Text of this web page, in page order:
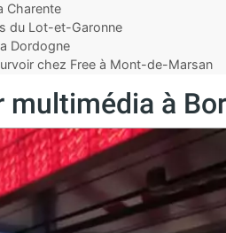
Charente
du Lot-et-Garonne
Dordogne
chez Free à Mont-de-Marsan
multimédia à